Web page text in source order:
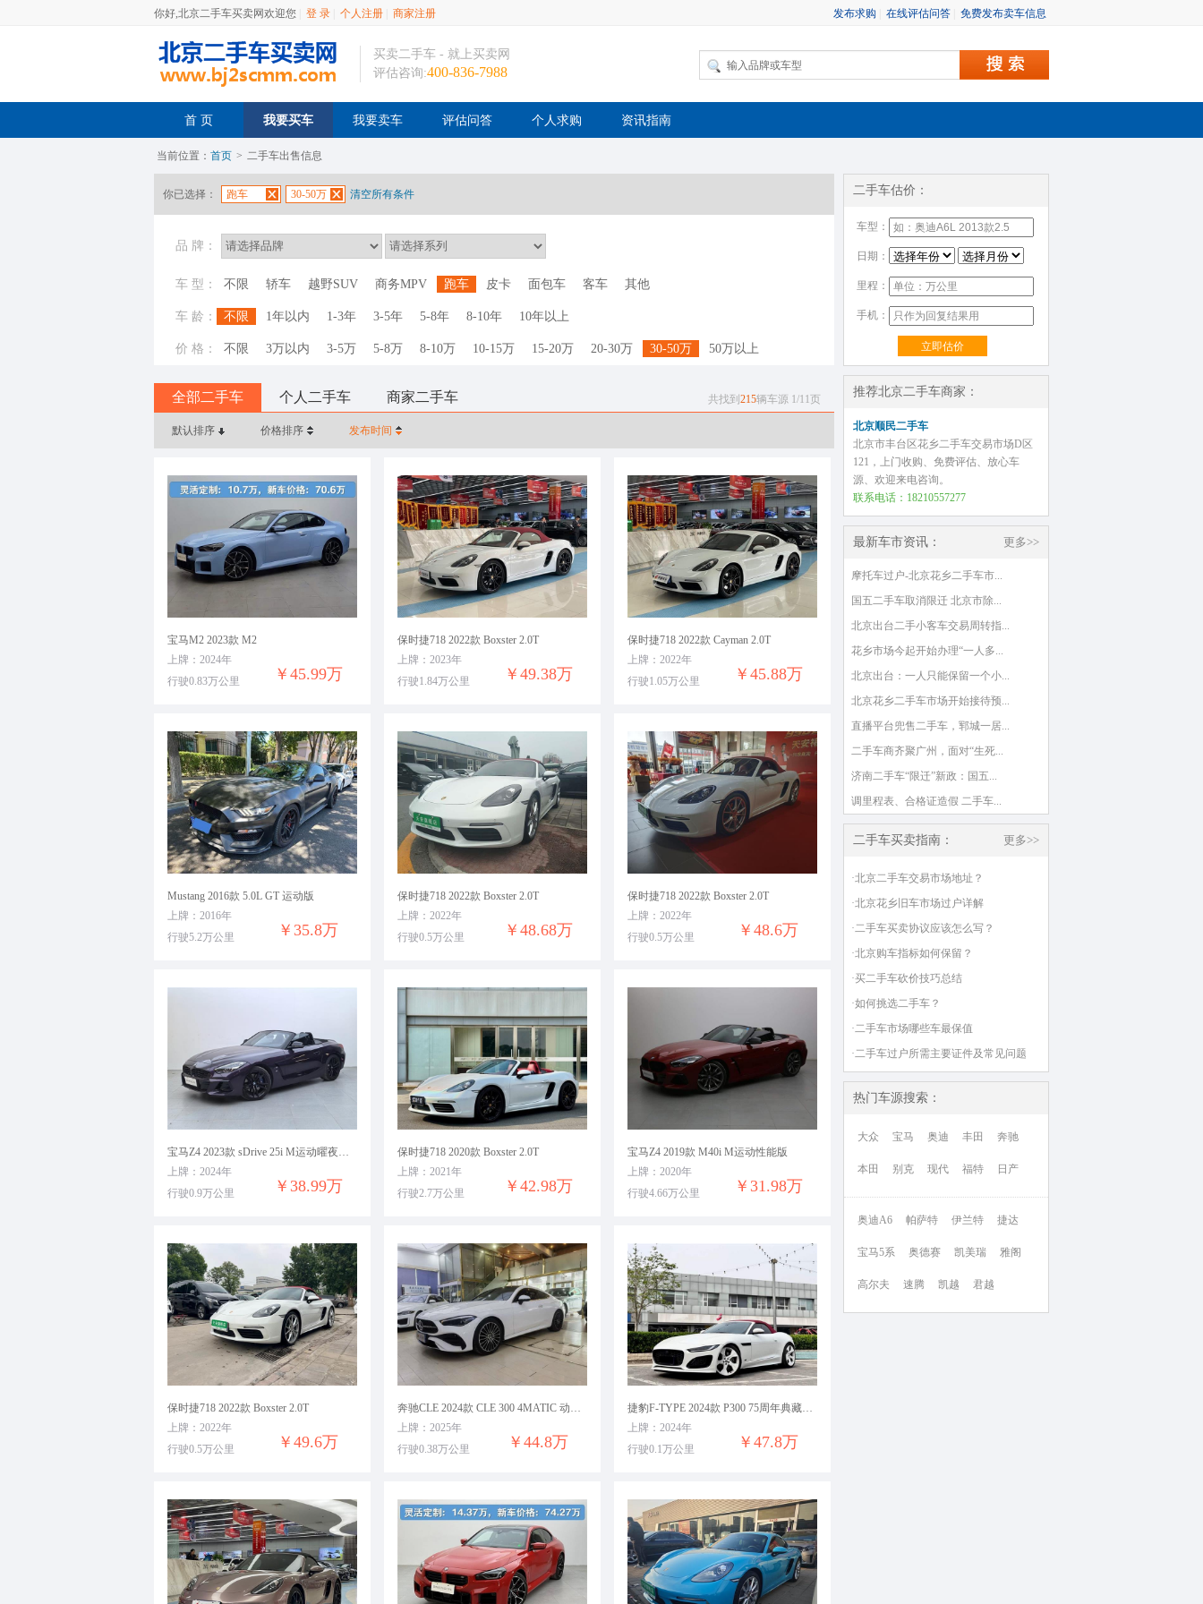
你好,北京二手车买卖网欢迎您 登 录 个人注册 商家注册 发布求购 在线评估问答 免费发布卖车信息
买卖二手车 - 就上买卖网
评估咨询:400-836-7988
首 页 我要买车 我要卖车 评估问答 个人求购 资讯指南
当前位置： 首页 > 二手车出售信息
你已选择： 跑车 30-50万 清空所有条件
品 牌：
车 型： 不限 轿车 越野SUV 商务MPV 跑车 皮卡 面包车 客车 其他
车 龄： 不限 1年以内 1-3年 3-5年 5-8年 8-10年 10年以上
价 格： 不限 3万以内 3-5万 5-8万 8-10万 10-15万 15-20万 20-30万 30-50万 50万以上
全部二手车 个人二手车 商家二手车 共找到 215辆车源 1/11页
默认排序 价格排序 发布时间
宝马M2 2023款 M2
￥45.99万
上牌：2024年
行驶0.83万公里
保时捷718 2022款 Boxster 2.0T
￥49.38万
上牌：2023年
行驶1.84万公里
保时捷718 2022款 Cayman 2.0T
￥45.88万
上牌：2022年
行驶1.05万公里
Mustang 2016款 5.0L GT 运动版
￥35.8万
上牌：2016年
行驶5.2万公里
保时捷718 2022款 Boxster 2.0T
￥48.68万
上牌：2022年
行驶0.5万公里
保时捷718 2022款 Boxster 2.0T
￥48.6万
上牌：2022年
行驶0.5万公里
宝马Z4 2023款 sDrive 25i M运动曜夜套装
￥38.99万
上牌：2024年
行驶0.9万公里
保时捷718 2020款 Boxster 2.0T
￥42.98万
上牌：2021年
行驶2.7万公里
宝马Z4 2019款 M40i M运动性能版
￥31.98万
上牌：2020年
行驶4.66万公里
保时捷718 2022款 Boxster 2.0T
￥49.6万
上牌：2022年
行驶0.5万公里
奔驰CLE 2024款 CLE 300 4MATIC 动感型轿跑车
￥44.8万
上牌：2025年
行驶0.38万公里
捷豹F-TYPE 2024款 P300 75周年典藏敞篷版
￥47.8万
上牌：2024年
行驶0.1万公里
二手车估价：
车型：
日期：
里程：
手机：
立即估价
推荐北京二手车商家：
北京顺民二手车
北京市丰台区花乡二手车交易市场D区
121，上门收购、免费评估、放心车
源、欢迎来电咨询。
联系电话：18210557277
更多>>
最新车市资讯：
摩托车过户-北京花乡二手车市...
国五二手车取消限迁 北京市除...
北京出台二手小客车交易周转指...
花乡市场今起开始办理“一人多...
北京出台：一人只能保留一个小...
北京花乡二手车市场开始接待预...
直播平台兜售二手车，郓城一居...
二手车商齐聚广州，面对“生死...
济南二手车“限迁”新政：国五...
调里程表、合格证造假 二手车...
更多>>
二手车买卖指南：
·北京二手车交易市场地址？
·北京花乡旧车市场过户详解
·二手车买卖协议应该怎么写？
·北京购车指标如何保留？
·买二手车砍价技巧总结
·如何挑选二手车？
·二手车市场哪些车最保值
·二手车过户所需主要证件及常见问题
热门车源搜索：
大众 宝马 奥迪 丰田 奔驰
本田 别克 现代 福特 日产
奥迪A6 帕萨特 伊兰特 捷达
宝马5系 奥德赛 凯美瑞 雅阁
高尔夫 速腾 凯越 君越